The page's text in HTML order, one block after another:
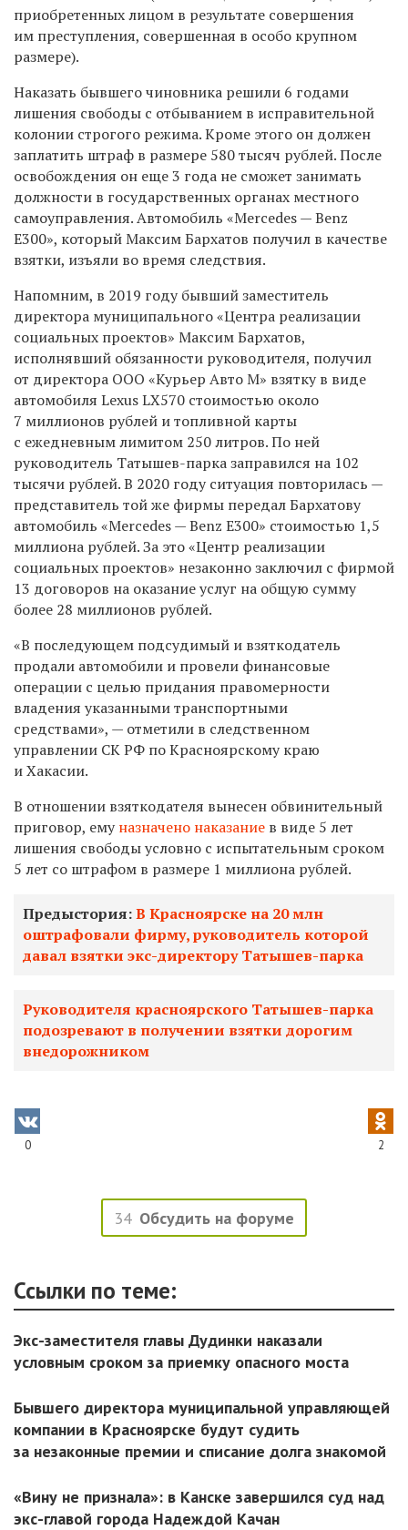
приобретенных лицом в результате совершения
им преступления, совершенная в особо крупном
размере).
Наказать бывшего чиновника решили 6 годами
лишения свободы с отбыванием в исправительной
колонии строгого режима. Кроме этого он должен
заплатить штраф в размере 580 тысяч рублей. После
освобождения он еще 3 года не сможет занимать
должности в государственных органах местного
самоуправления. Автомобиль «Mercedes — Benz
E300», который Максим Бархатов получил в качестве
взятки, изъяли во время следствия.
Напомним, в 2019 году бывший заместитель
директора муниципального «Центра реализации
социальных проектов» Максим Бархатов,
исполнявший обязанности руководителя, получил
от директора ООО «Курьер Авто М» взятку в виде
автомобиля Lexus LX570 стоимостью около
7 миллионов рублей и топливной карты
с ежедневным лимитом 250 литров. По ней
руководитель Татышев-парка заправился на 102
тысячи рублей. В 2020 году ситуация повторилась —
представитель той же фирмы передал Бархатову
автомобиль «Mercedes — Benz E300» стоимостью 1,5
миллиона рублей. За это «Центр реализации
социальных проектов» незаконно заключил с фирмой
13 договоров на оказание услуг на общую сумму
более 28 миллионов рублей.
«В последующем подсудимый и взяткодатель
продали автомобили и провели финансовые
операции с целью придания правомерности
владения указанными транспортными
средствами», — отметили в следственном
управлении СК РФ по Красноярскому краю
и Хакасии.
В отношении взяткодателя вынесен обвинительный
приговор, емуназначено наказание в виде 5 лет
лишения свободы условно с испытательным сроком
5 лет со штрафом в размере 1 миллиона рублей.
Предыстория:В Красноярске на 20 млн
оштрафовали фирму, руководитель которой
давал взятки экс-директору Татышев-парка
Руководителя красноярского Татышев-парка
подозревают в получении взятки дорогим
внедорожником
0 2
34 Обсудить на форуме
Ссылки по теме:
Экс-заместителя главы Дудинки наказали
условным сроком за приемку опасного моста
Бывшего директора муниципальной управляющей
компании в Красноярске будут судить
за незаконные премии и списание долга знакомой
«Вину не признала»: в Канске завершился суд над
экс-главой города Надеждой Качан